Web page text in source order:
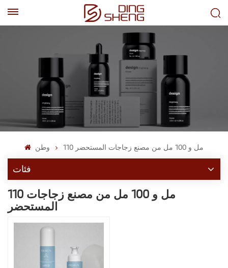
وطن 110 مل و 100 مل من مصنع زجاجات المستحضر
فئات
110 مل و 100 مل من مصنع زجاجات
المستحضر